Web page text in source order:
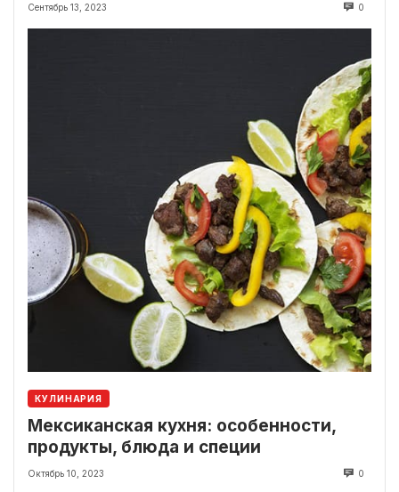
Сентябрь 13, 2023 0
КУЛИНАРИЯ
Мексиканская кухня: особенности,
продукты, блюда и специи
Октябрь 10, 2023 0